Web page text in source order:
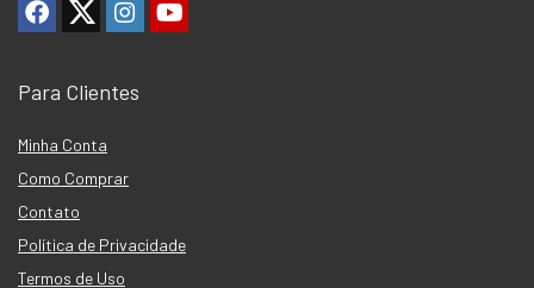
Para Clientes
Minha Conta
Como Comprar
Contato
Política de Privacidade
Termos de Uso